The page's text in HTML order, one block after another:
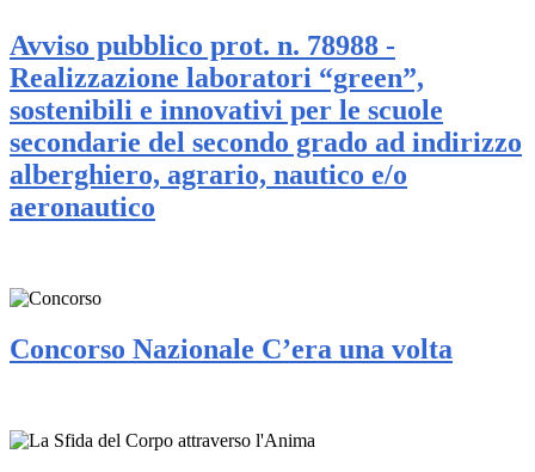
Avviso pubblico prot. n. 78988 -
Realizzazione laboratori “green”,
sostenibili e innovativi per le scuole
secondarie del secondo grado ad indirizzo
alberghiero, agrario, nautico e/o
aeronautico
Concorso Nazionale C’era una volta